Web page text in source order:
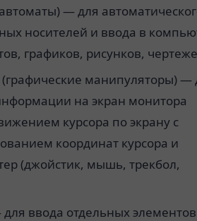
— для
носителей и ввода в
графиков, рисунков,
(графические манипуляторы) —
на экран монитора
курсора по экрану с
координат курсора и
(джойстик, мышь, трекбол,
ввода отдельных элементов